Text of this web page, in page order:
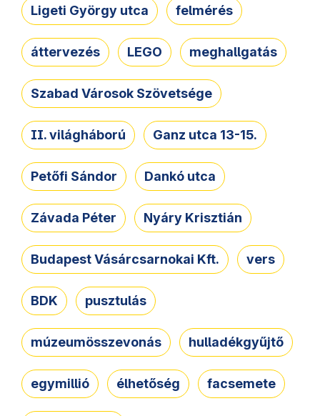
Ligeti György utca felmérés
áttervezés LEGO meghallgatás
Szabad Városok Szövetsége
II. világháború Ganz utca 13-15.
Petőfi Sándor Dankó utca
Závada Péter Nyáry Krisztián
Budapest Vásárcsarnokai Kft. vers
BDK pusztulás
múzeumösszevonás hulladékgyűjtő
egymillió élhetőség facsemete